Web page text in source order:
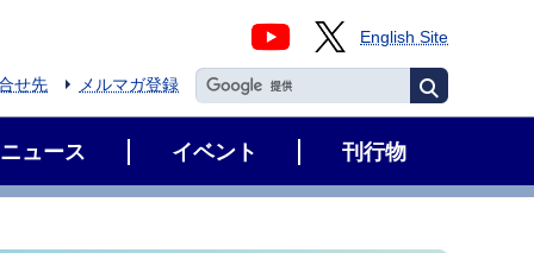
English Site
せ先 メルマガ登録
ニュース イベント 刊行物